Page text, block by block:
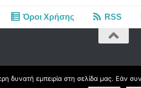
Όροι Χρήσης RSS
εμπειρία στη σελίδα μας. Εάν